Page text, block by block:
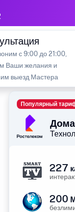
с 9:00 до 21:00,
Ваши желания и
выезд Мастера
Популярный
227
200